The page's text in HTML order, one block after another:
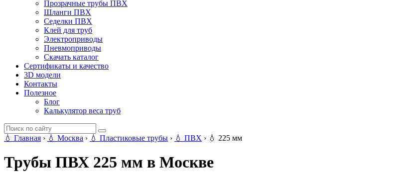
Прозрачные трубы ПВХ
Шланги ПВХ
Седелки ПВХ
Клей для труб
Электроприводы
Пневмоприводы
Скачать каталог
Сертификаты и качество
3D модели
Контакты
Полезное
Блог
Калькулятор веса труб
💧 Главная › 💧 Москва › 💧 Пластиковые трубы › 💧 ПВХ › 💧 225 мм
Трубы ПВХ 225 мм в Москве